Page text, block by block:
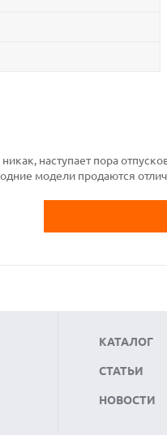
наступает пора
модели продаются
КАТАЛОГ
СТАТЬИ
НОВОСТИ